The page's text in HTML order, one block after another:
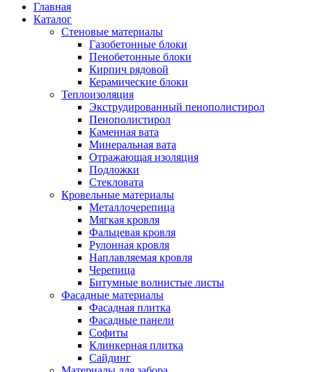
Главная
Каталог
Стеновые материалы
Газобетонные блоки
Пенобетонные блоки
Кирпич рядовой
Керамические блоки
Теплоизоляция
Экструдированный пенополистирол
Пенополистирол
Каменная вата
Минеральная вата
Отражающая изоляция
Подложки
Стекловата
Кровельные материалы
Металлочерепица
Мягкая кровля
Фальцевая кровля
Рулонная кровля
Наплавляемая кровля
Черепица
Битумные волнистые листы
Фасадные материалы
Фасадная плитка
Фасадные панели
Софиты
Клинкерная плитка
Сайдинг